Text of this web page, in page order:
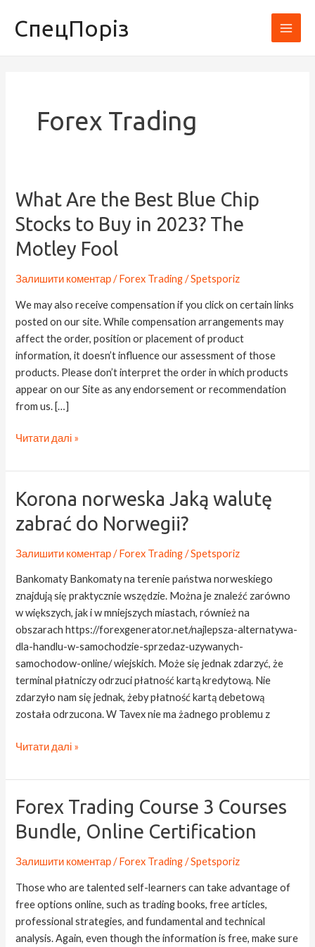
СпецПоріз
Main
Forex Trading
What Are the Best Blue Chip
Stocks to Buy in 2023? The
Motley Fool
Залишити коментар /Forex Trading/Spetsporiz
We may also receive compensation if you click on certain links
posted on our site. While compensation arrangements may
affect the order, position or placement of product
information, it doesn’t influence our assessment of those
products. Please don’t interpret the order in which products
appear on our Site as any endorsement or recommendation
from us. […]
What
the
Best
Chip
Buy
The
Motley
Читати далі »
Korona norweska Jaką walutę
zabrać do Norwegii?
Залишити коментар /Forex Trading/Spetsporiz
Bankomaty Bankomaty na terenie państwa norweskiego
znajdują się praktycznie wszędzie. Można je znaleźć zarówno
w większych, jak i w mniejszych miastach, również na
obszarach https://forexgenerator.net/najlepsza-alternatywa-
dla-handlu-w-samochodzie-sprzedaz-uzywanych-
samochodow-online/ wiejskich. Może się jednak zdarzyć, że
terminal płatniczy odrzuci płatność kartą kredytową. Nie
zdarzyło nam się jednak, żeby płatność kartą debetową
została odrzucona. W Tavex nie ma żadnego problemu z
Korona
Jaką
do
Norwegii?
Читати далі »
Forex Trading Course 3 Courses
Bundle, Online Certification
Залишити коментар /Forex Trading/Spetsporiz
Those who are talented self-learners can take advantage of
free options online, such as trading books, free articles,
professional strategies, and fundamental and technical
analysis. Again, even though the information is free, make sure
Forex
Course
Bundle,
Online
Certification